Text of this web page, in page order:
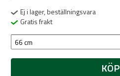
Ej i lager, beställningsvara
Gratis frakt
KÖP